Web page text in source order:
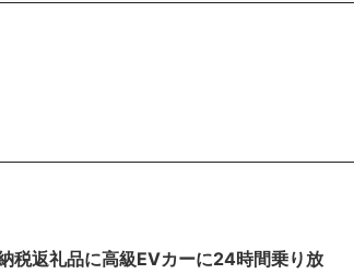
税返礼品に高級EVカーに24時間乗り放